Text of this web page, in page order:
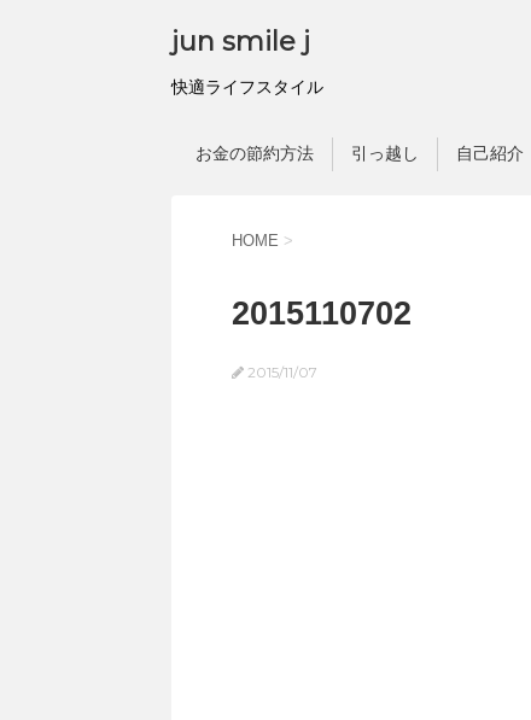
jun smile j
快適ライフスタイル
お金の節約方法 引っ越し 自己紹介
HOME >
2015110702
2015/11/07